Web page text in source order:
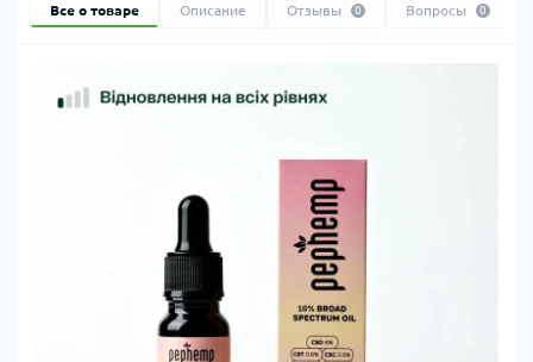
Все о товаре Описание Отзывы 0 Вопросы 0